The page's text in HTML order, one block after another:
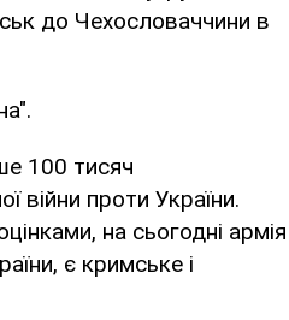
до Чехословаччини в
100 тисяч
війни проти України.
на сьогодні армія
є кримське і